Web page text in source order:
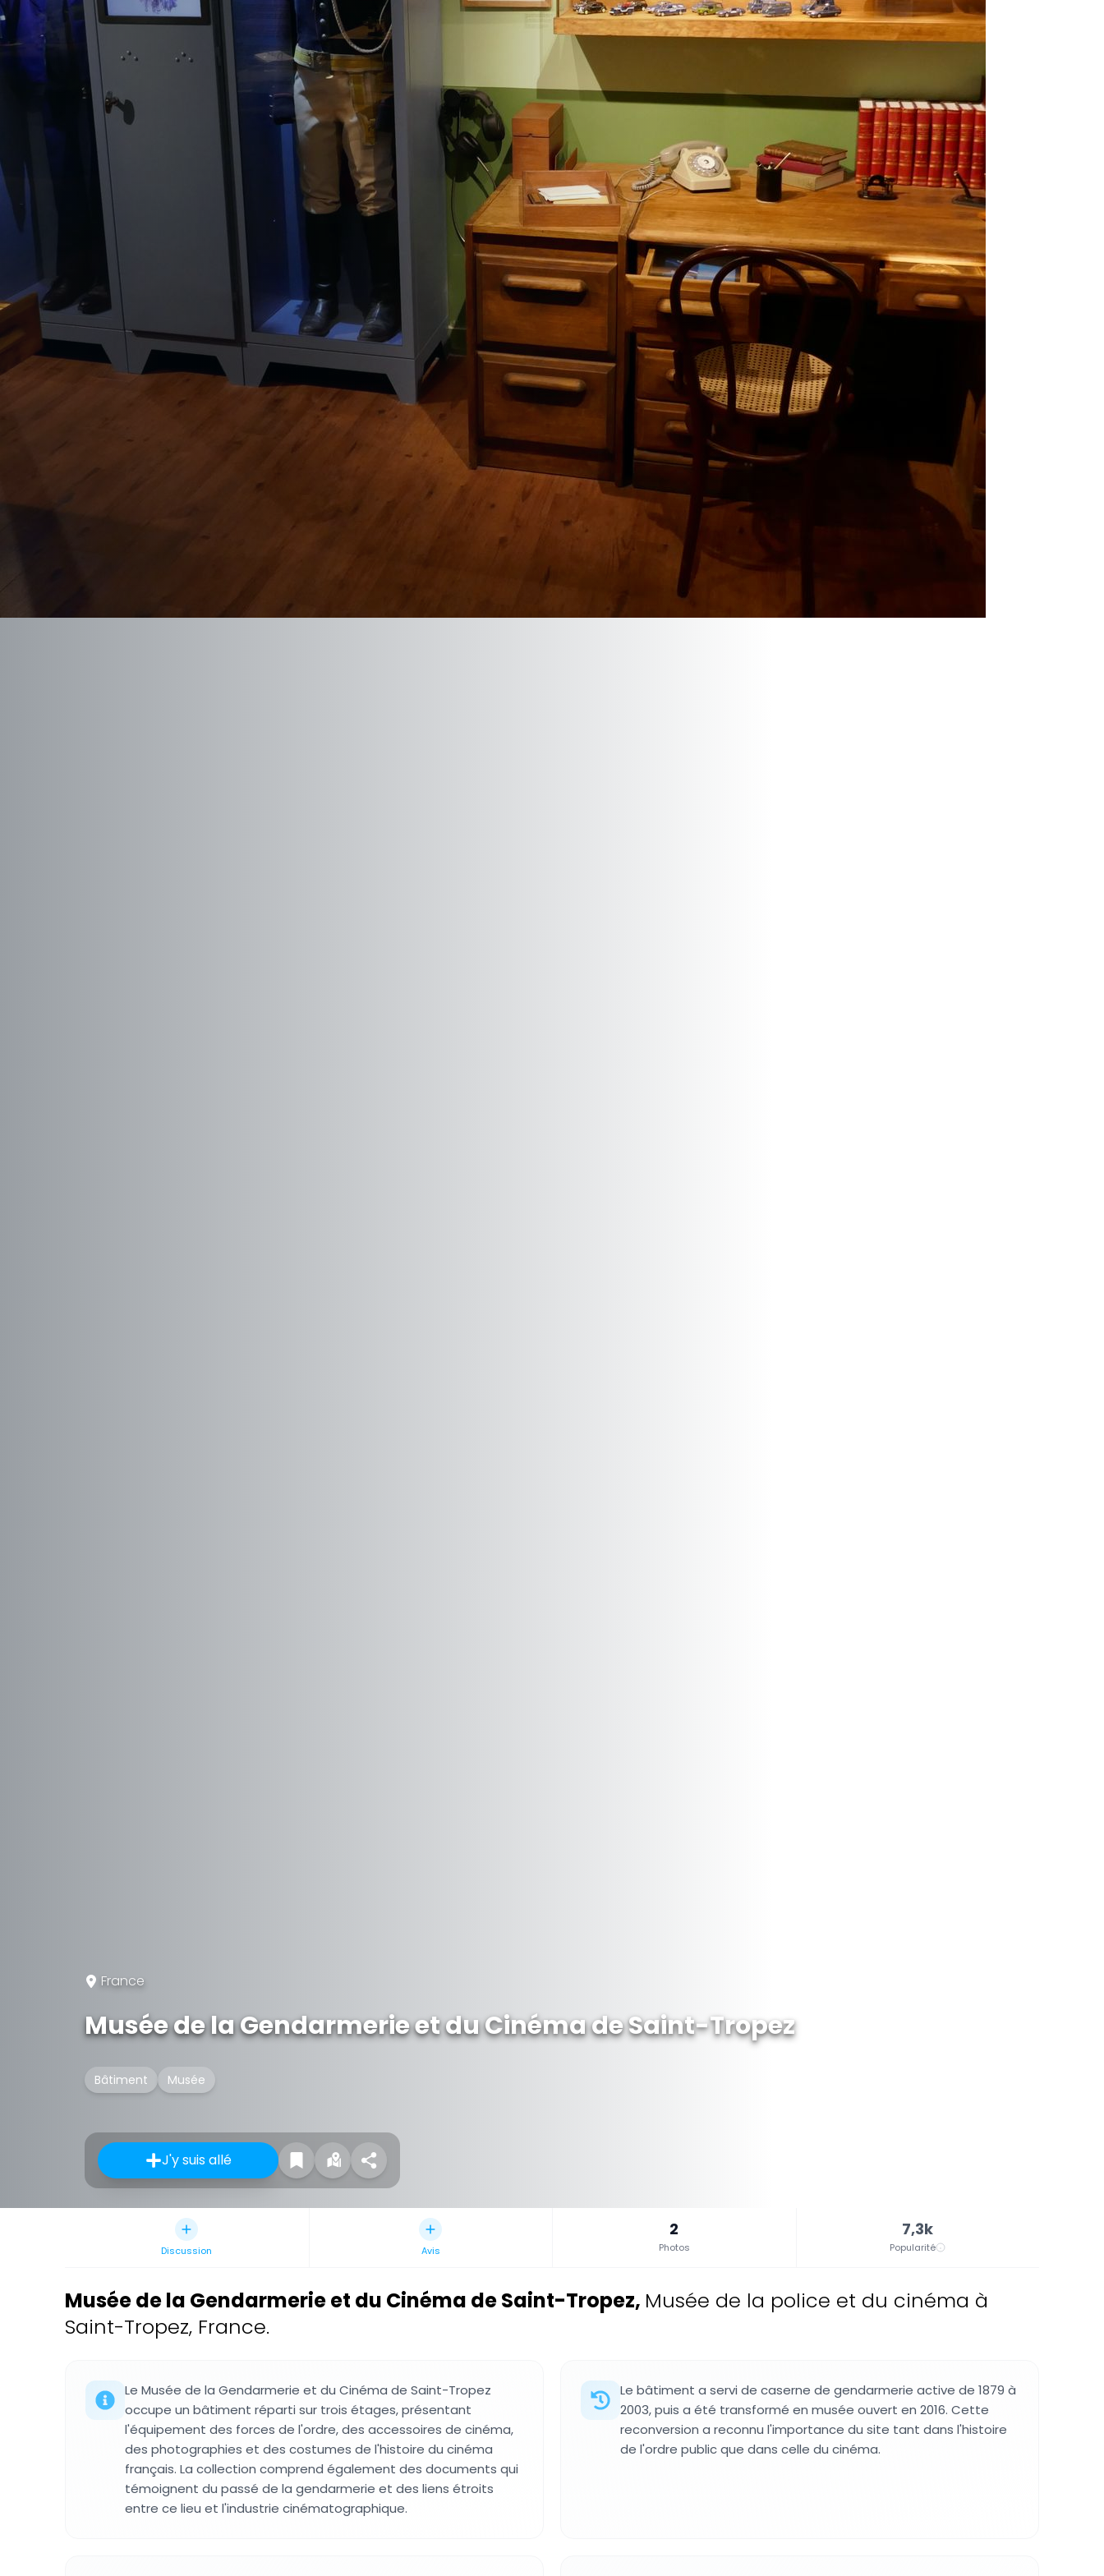
France
Musée de la Gendarmerie et du Cinéma de Saint-Tropez
Bâtiment Musée
J'y suis allé
Discussion Avis
2
Photos
7,3k
Popularité
Musée de la Gendarmerie et du Cinéma de Saint-Tropez, Musée de la police et du cinéma à
Saint-Tropez, France.
Le Musée de la Gendarmerie et du Cinéma de Saint-Tropez
occupe un bâtiment réparti sur trois étages, présentant
l'équipement des forces de l'ordre, des accessoires de cinéma,
des photographies et des costumes de l'histoire du cinéma
français. La collection comprend également des documents qui
témoignent du passé de la gendarmerie et des liens étroits
entre ce lieu et l'industrie cinématographique.
Le bâtiment a servi de caserne de gendarmerie active de 1879 à
2003, puis a été transformé en musée ouvert en 2016. Cette
reconversion a reconnu l'importance du site tant dans l'histoire
de l'ordre public que dans celle du cinéma.